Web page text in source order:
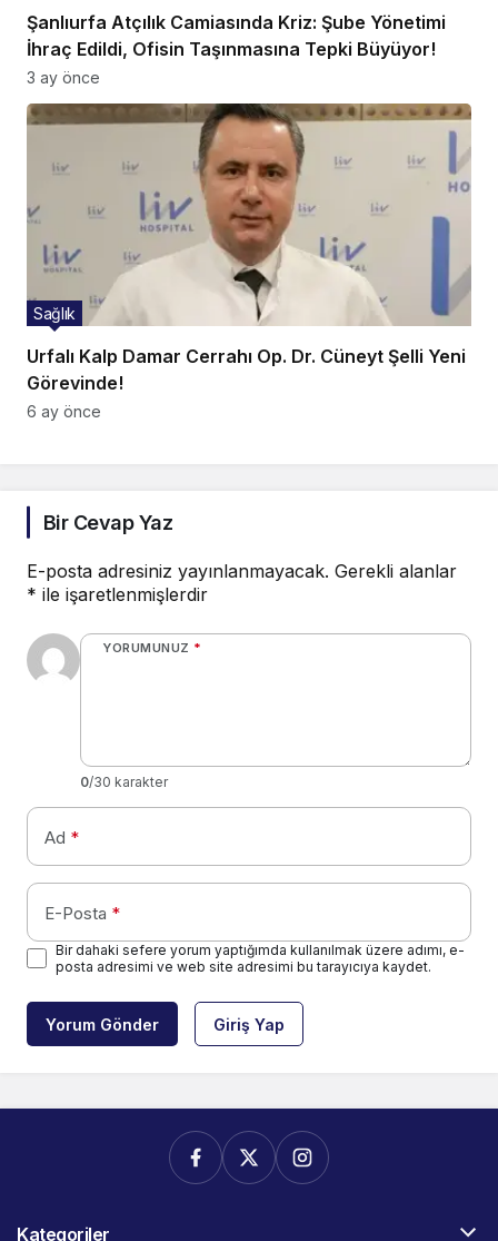
Şanlıurfa Atçılık Camiasında Kriz: Şube Yönetimi
İhraç Edildi, Ofisin Taşınmasına Tepki Büyüyor!
3 ay önce
Urfalı Kalp Damar Cerrahı Op. Dr. Cüneyt Şelli Yeni
Görevinde!
Sağlık
6 ay önce
Bir Cevap Yaz
E-posta adresiniz yayınlanmayacak. Gerekli alanlar
* ile işaretlenmişlerdir
YORUMUNUZ *
0/30 karakter
Ad *
E-Posta *
Bir dahaki sefere yorum yaptığımda kullanılmak üzere adımı, e-
posta adresimi ve web site adresimi bu tarayıcıya kaydet.
Yorum Gönder Giriş Yap
Kategoriler